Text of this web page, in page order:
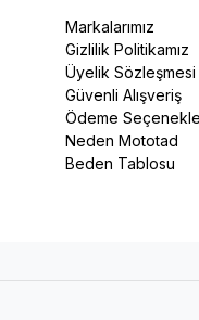
Markalarımız
Gizlilik Politikamız
Üyelik Sözleşmesi
Güvenli Alışveriş
Ödeme
Neden Mototad
Beden Tablosu